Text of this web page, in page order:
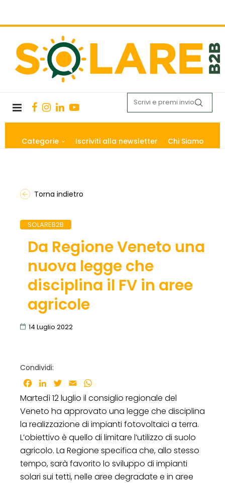
Categorie Iscriviti alla newsletter Chi Siamo
Torna indietro
SOLAREB2B
Da Regione Veneto una
nuova legge che
disciplina il FV in aree
agricole
14 Luglio 2022
Condividi:
Facebook
LinkedInTwitter
Email
Martedì 12 luglio il consiglio regionale del
Veneto ha approvato una legge che disciplina
la realizzazione di impianti fotovoltaici a terra.
L’obiettivo è quello di limitare l’utilizzo di suolo
agricolo. La Regione specifica che, allo stesso
tempo, sarà favorito lo sviluppo di impianti
solari sui tetti, nelle aree degradate e in aree